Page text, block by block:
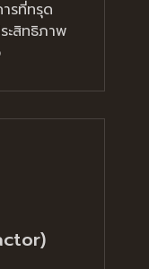
รที่ทรุด
ะสิทธิภาพ